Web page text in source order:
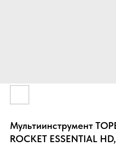
Мультиинструмент
ROCKET ESSENTIAL